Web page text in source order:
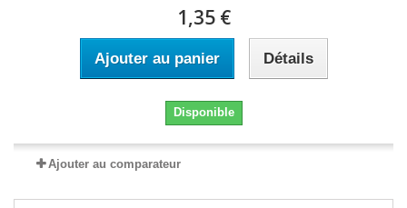
1,35 €
Ajouter au panier Détails
Disponible
Ajouter au comparateur